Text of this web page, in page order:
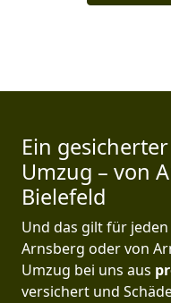
Ein
Umzug – von
Bielefeld
Und das gilt für
Arnsberg oder von
Umzug bei uns aus
versichert und